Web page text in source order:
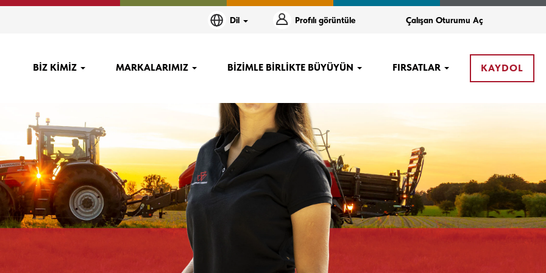
Dil Profi̇li̇ görüntüle Çalışan Oturumu Aç
BİZ KİMİZ MARKALARIMIZ BİZİMLE BİRLİKTE BÜYÜYÜN FIRSATLAR KAYDOL
deneyim geçmişi sahip